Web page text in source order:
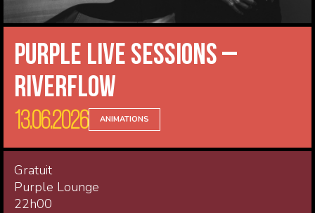
Purple Live Sessions –
Riverflow
13.06.2026 ANIMATIONS
Gratuit
Purple Lounge
22h00